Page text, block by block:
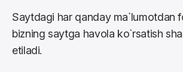
Saytdagi har qanday ma`lumotdan
bizning saytga havola ko`rsatish
etiladi.